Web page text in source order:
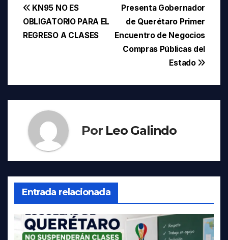
Navegación
de
Presenta Gobernador
de Querétaro Primer
Encuentro de Negocios
Compras Públicas del
Estado
KN95 NO ES
OBLIGATORIO PARA EL
REGRESO A CLASES
Por Leo Galindo
Entrada relacionada